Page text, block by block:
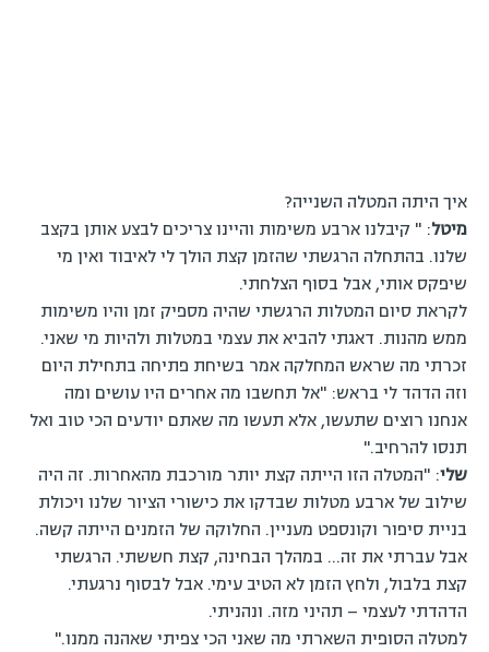
איך היתה המטלה השנייה?
מיטל: " קיבלנו ארבע משימות והיינו צריכים לבצע אותן בקצב
שלנו. בהתחלה הרגשתי שהזמן קצת הולך לי לאיבוד ואין מי
שיפקס אותי, אבל בסוף הצלחתי.
לקראת סיום המטלות הרגשתי שהיה מספיק זמן והיו משימות
ממש מהנות. דאגתי להביא את עצמי במטלות ולהיות מי שאני.
זכרתי מה שראש המחלקה אמר בשיחת פתיחה בתחילת היום
וזה הדהד לי בראש: "אל תחשבו מה אחרים היו עושים ומה
אנחנו רוצים שתעשו, אלא תעשו מה שאתם יודעים הכי טוב ואל
תנסו להרחיב."
שלי: "המטלה הזו הייתה קצת יותר מורכבת מהאחרות. זה היה
שילוב של ארבע מטלות שבדקו את כישורי הציור שלנו ויכולת
בניית סיפור וקונספט מעניין. החלוקה של הזמנים הייתה קשה.
אבל עברתי את זה… במהלך הבחינה, קצת חששתי. הרגשתי
קצת בלבול, ולחץ הזמן לא הטיב עימי. אבל לבסוף נרגעתי.
הדהדתי לעצמי – תהיני מזה. ונהניתי.
למטלה הסופית השארתי מה שאני הכי צפיתי שאהנה ממנו."